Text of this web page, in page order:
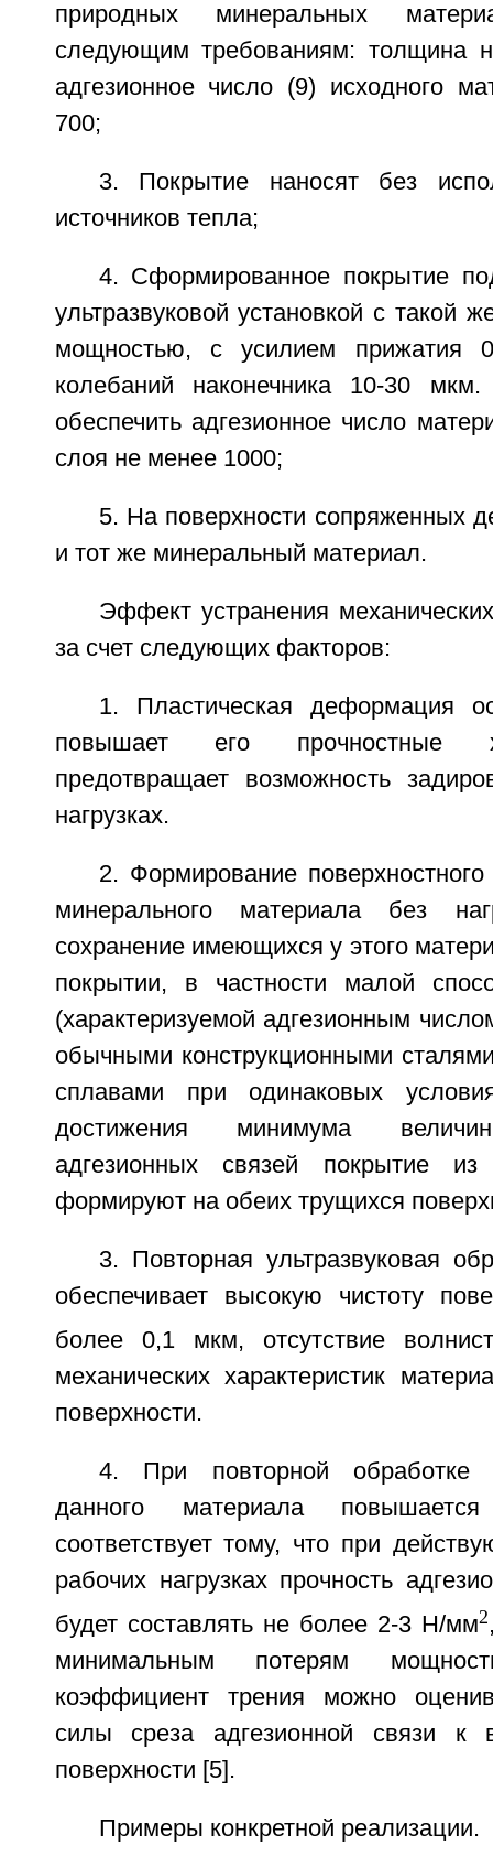
природных минеральных
следующим требованиям: толщина
адгезионное число (9) исходного
700;
3. Покрытие наносят без
источников тепла;
4. Сформированное покрытие
ультразвуковой установкой с такой
мощностью, с усилием прижатия
колебаний наконечника 10-30
обеспечить адгезионное число
слоя не менее 1000;
5. На поверхности сопряженных
и тот же минеральный материал.
Эффект устранения
за счет следующих факторов:
1. Пластическая деформация
повышает его прочностные
предотвращает возможность
нагрузках.
2. Формирование
минерального материала без
сохранение имеющихся у этого
покрытии, в частности малой
(характеризуемой адгезионным
обычными конструкционными
сплавами при одинаковых
достижения минимума
адгезионных связей покрытие
формируют на обеих трущихся
3. Повторная ультразвуковая
обеспечивает высокую чистоту
более 0,1 мкм, отсутствие
механических характеристик
поверхности.
4. При повторной обработке
данного материала
соответствует тому, что при
рабочих нагрузках прочность
будет составлять не более 2-3 Н/мм2
минимальным потерям
коэффициент трения можно
силы среза адгезионной связи к
поверхности [5].
Примеры конкретной реализации.